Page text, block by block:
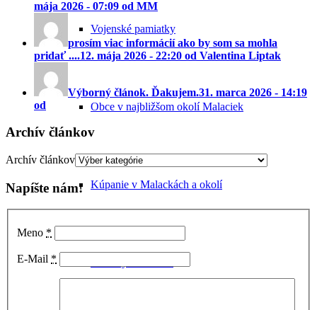
Vojenské pamiatky
Obce v najbližšom okolí Malaciek
Kúpanie v Malackách a okolí
mája 2026 - 07:09 od MM
prosím viac informácií ako by som sa mohla
pridať ....12. mája 2026 - 22:20 od Valentina Liptak
Výborný článok. Ďakujem.31. marca 2026 - 14:19
od
Archív článkov
Archív článkov
Napíšte nám!
Meno *
E-Mail *